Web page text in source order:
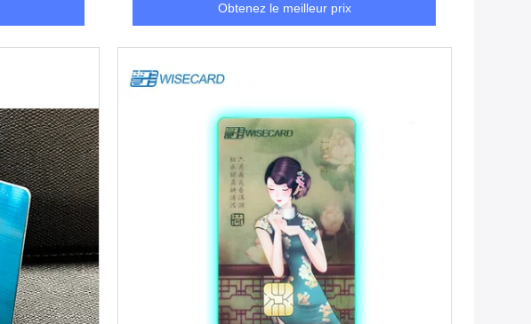
Obtenez le meilleur prix